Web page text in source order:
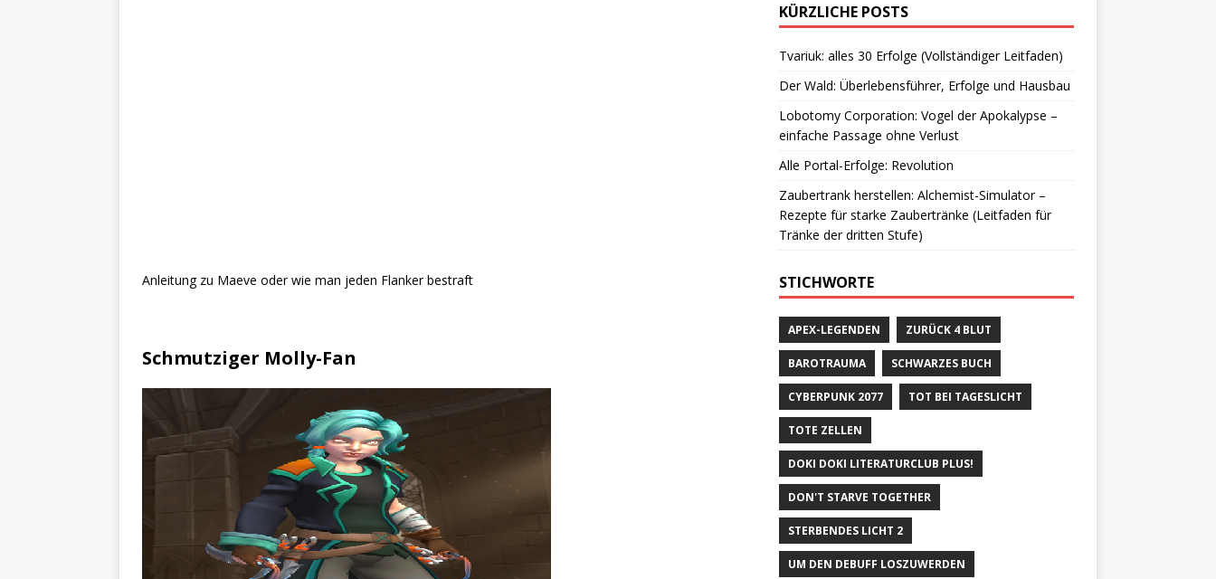
Anleitung zu Maeve oder wie man jeden Flanker bestraft
Schmutziger Molly-Fan
KÜRZLICHE POSTS
Tvariuk: alles 30 Erfolge (Vollständiger Leitfaden)
Der Wald: Überlebensführer, Erfolge und Hausbau
Lobotomy Corporation: Vogel der Apokalypse –
einfache Passage ohne Verlust
Alle Portal-Erfolge: Revolution
Zaubertrank herstellen: Alchemist-Simulator –
Rezepte für starke Zaubertränke (Leitfaden für
Tränke der dritten Stufe)
STICHWORTE
APEX-LEGENDEN ZURÜCK 4 BLUT
BAROTRAUMA SCHWARZES BUCH
CYBERPUNK 2077 TOT BEI TAGESLICHT
TOTE ZELLEN
DOKI DOKI LITERATURCLUB PLUS!
DON'T STARVE TOGETHER
STERBENDES LICHT 2
UM DEN DEBUFF LOSZUWERDEN